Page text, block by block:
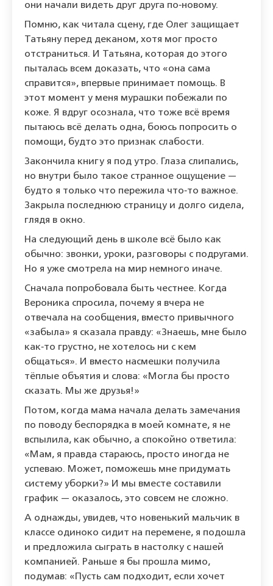
они начали видеть друг друга по‑новому.
Помню, как читала сцену, где Олег защищает
Татьяну перед деканом, хотя мог просто
отстраниться. И Татьяна, которая до этого
пыталась всем доказать, что «она сама
справится», впервые принимает помощь. В
этот момент у меня мурашки побежали по
коже. Я вдруг осознала, что тоже всё время
пытаюсь всё делать одна, боюсь попросить о
помощи, будто это признак слабости.
Закончила книгу я под утро. Глаза слипались,
но внутри было такое странное ощущение —
будто я только что пережила что‑то важное.
Закрыла последнюю страницу и долго сидела,
глядя в окно.
На следующий день в школе всё было как
обычно: звонки, уроки, разговоры с подругами.
Но я уже смотрела на мир немного иначе.
Сначала попробовала быть честнее. Когда
Вероника спросила, почему я вчера не
отвечала на сообщения, вместо привычного
«забыла» я сказала правду: «Знаешь, мне было
как‑то грустно, не хотелось ни с кем
общаться». И вместо насмешки получила
тёплые объятия и слова: «Могла бы просто
сказать. Мы же друзья!»
Потом, когда мама начала делать замечания
по поводу беспорядка в моей комнате, я не
вспылила, как обычно, а спокойно ответила:
«Мам, я правда стараюсь, просто иногда не
успеваю. Может, поможешь мне придумать
систему уборки?» И мы вместе составили
график — оказалось, это совсем не сложно.
А однажды, увидев, что новенький мальчик в
классе одиноко сидит на перемене, я подошла
и предложила сыграть в настолку с нашей
компанией. Раньше я бы прошла мимо,
подумав: «Пусть сам подходит, если хочет